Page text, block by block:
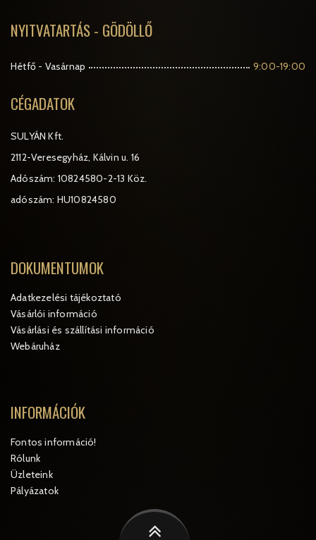
NYITVATARTÁS - GÖDÖLLŐ
Hétfő - Vasárnap 9:00-19:00
CÉGADATOK
SULYÁN Kft.
2112-Veresegyház, Kálvin u. 16
Adószám: 10824580-2-13 Köz.
adószám: HU10824580
DOKUMENTUMOK
Adatkezelési tájékoztató
Vásárlói információ
Vásárlási és szállítási információ
Webáruház
INFORMÁCIÓK
Fontos információ!
Rólunk
Üzleteink
Pályázatok